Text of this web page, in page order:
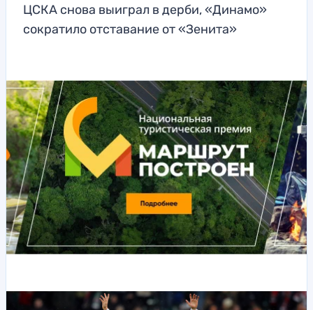
ЦСКА снова выиграл в дерби, «Динамо»
сократило отставание от «Зенита»